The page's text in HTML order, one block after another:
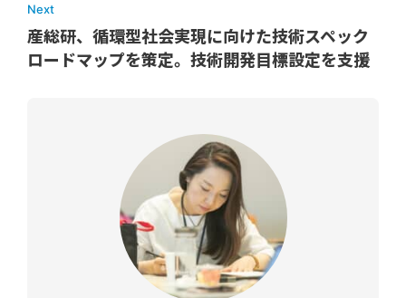
Next
産総研、循環型社会実現に向けた技術スペック
ロードマップを策定。技術開発目標設定を支援